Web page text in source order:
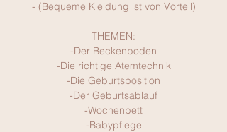
- (Bequeme Kleidung ist von Vorteil)
THEMEN:
-Der Beckenboden
-Die richtige Atemtechnik
-Die Geburtsposition
-Der Geburtsablauf
-Wochenbett
-Babypflege